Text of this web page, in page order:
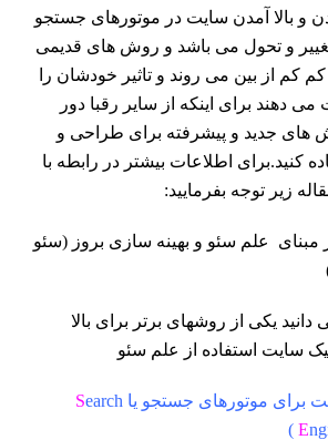
و بالا آمدن سایت در موتورهای جستجو
و تحول می باشد و روش های قدیمی
کم از بین می روند و تاثیر خودشان را
دهند برای اینکه از سایر رقبا دور
های جدید و پیشرفته برای طراحی و
کنید.برای اطلاعات بیشتر در رابطه با
زیر توجه بفرمایید:
علم سئو و بهینه سازی بروز (سئو
یکی از روشهای برتر برای بالا
سایت استفاده از علم سئو
برای موتورهای جستجو یا Search
E